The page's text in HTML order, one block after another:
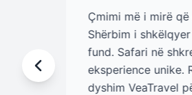
Çmimi më i mirë
Shërbim i
fund. Safari në
eksperience unike.
dyshim VeaTravel